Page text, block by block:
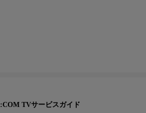
TVサービスガイド